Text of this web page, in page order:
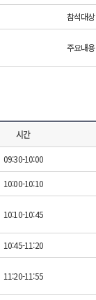
참석대상
주요내용
시간
09:30-10:00
10:00-10:10
10:10-10:45
10:45-11:20
11:20-11:55